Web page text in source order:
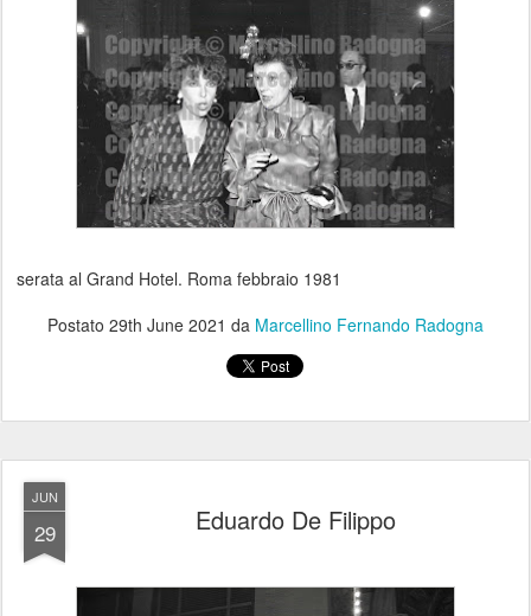
serata al Grand Hotel. Roma febbraio 1981
Postato 29th June 2021 da Marcellino Fernando Radogna
JUN
29 Eduardo De Filippo